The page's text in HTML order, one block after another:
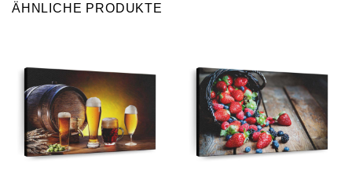
ÄHNLICHE PRODUKTE